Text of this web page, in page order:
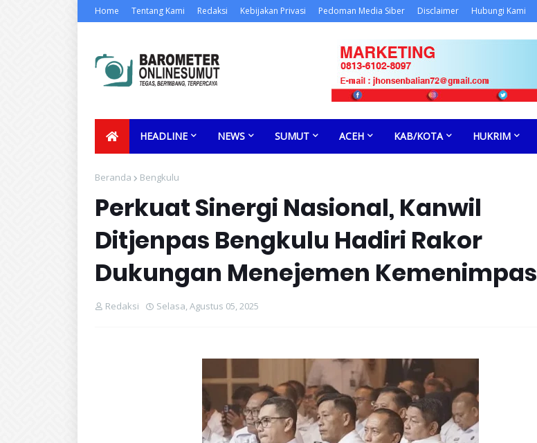
Home Tentang Kami Redaksi Kebijakan Privasi Pedoman Media Siber Disclaimer Hubungi Kami
HEADLINE NEWS SUMUT ACEH KAB/KOTA HUKRIM
Beranda Bengkulu
Perkuat Sinergi Nasional, Kanwil
Ditjenpas Bengkulu Hadiri Rakor
Dukungan Menejemen Kemenimpas
Redaksi Selasa, Agustus 05, 2025